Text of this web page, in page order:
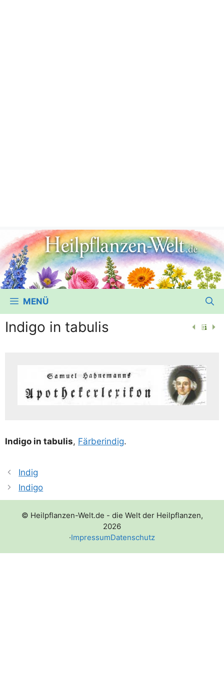
MENÜ
Indigo in tabulis
Indi­go in tabu­lis, Fär­ber­in­dig.
Indig
Indigo
© Heilpflanzen-Welt.de - die Welt der Heilpflanzen,
2026
·ImpressumDatenschutz